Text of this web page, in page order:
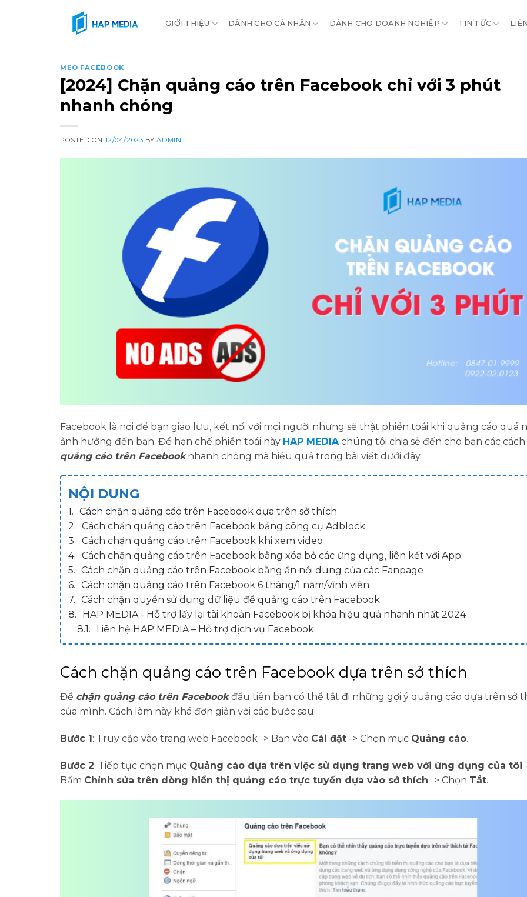
GIỚI THIỆU DÀNH CHO CÁ NHÂN DÀNH CHO DOANH NGHIỆP TIN TỨC
MẸO FACEBOOK
[2024] Chặn quảng cáo trên Facebook chỉ với 3 phút
nhanh chóng
POSTED ON 12/04/2023 BYADMIN
Facebook là nơi để bạn giao lưu, kết nối với mọi người nhưng sẽ thật phiền toái khi quảng cáo quá
ảnh hưởng đến bạn. Để hạn chế phiền toái này HAP MEDIA chúng tôi chia sẻ đến cho bạn các cách
quảng cáo trên Facebook nhanh chóng mà hiệu quả trong bài viết dưới đây.
NỘI DUNG
Cách chặn quảng cáo trên Facebook dựa trên sở thích
Cách chặn quảng cáo trên Facebook bằng công cụ Adblock
Cách chặn quảng cáo trên Facebook khi xem video
Cách chặn quảng cáo trên Facebook bằng xóa bỏ các ứng dụng, liên kết với App
Cách chặn quảng cáo trên Facebook bằng ẩn nội dung của các Fanpage
Cách chặn quảng cáo trên Facebook 6 tháng/1 năm/vĩnh viễn
Cách chặn quyền sử dụng dữ liệu để quảng cáo trên Facebook
HAP MEDIA - Hỗ trợ lấy lại tài khoản Facebook bị khóa hiệu quả nhanh nhất 2024
Liên hệ HAP MEDIA – Hỗ trợ dịch vụ Facebook
Cách chặn quảng cáo trên Facebook dựa trên sở thích
Để chặn quảng cáo trên Facebook đầu tiên bạn có thể tắt đi những gợi ý quảng cáo dựa trên sở
của mình. Cách làm này khá đơn giản với các bước sau:
Bước 1: Truy cập vào trang web Facebook -> Bạn vào Cài đặt -> Chọn mục Quảng cáo.
Bước 2: Tiếp tục chọn mục Quảng cáo dựa trên việc sử dụng trang web với ứng dụng của tôi
Bấm Chỉnh sửa trên dòng hiển thị quảng cáo trực tuyến dựa vào sở thích -> Chọn Tắt.